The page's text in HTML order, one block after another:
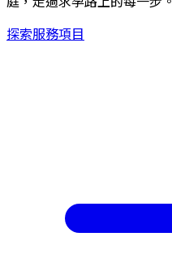
探索服務項目